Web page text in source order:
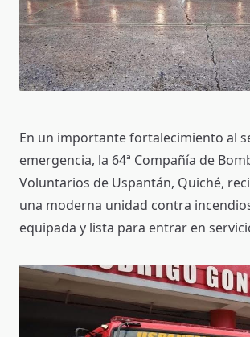
En un importante fortalecimiento al
emergencia, la 64ª Compañía de
Voluntarios de Uspantán, Quiché,
una moderna unidad contra
equipada y lista para entrar en